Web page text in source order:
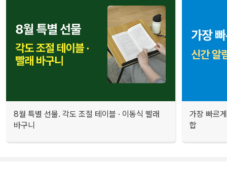
8월 특별 선물. 각도 조절 테이블 · 이동식 빨래
바구니
가장 빠르
합